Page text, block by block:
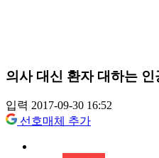
의사 대신 환자 대하는
입력 2017-09-30 16:52
선호매체 추가